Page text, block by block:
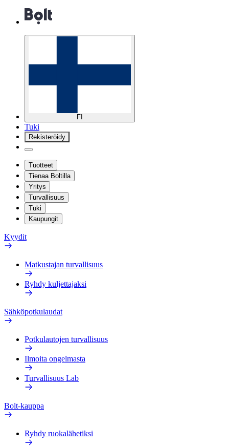
FI
Tuki
Rekisteröidy
Tuotteet
Tienaa Boltilla
Yritys
Turvallisuus
Tuki
Kaupungit
Kyydit
Matkustajan turvallisuus
Ryhdy kuljettajaksi
Sähköpotkulaudat
Potkulautojen turvallisuus
Ilmoita ongelmasta
Turvallisuus Lab
Bolt-kauppa
Ryhdy ruokalähetiksi